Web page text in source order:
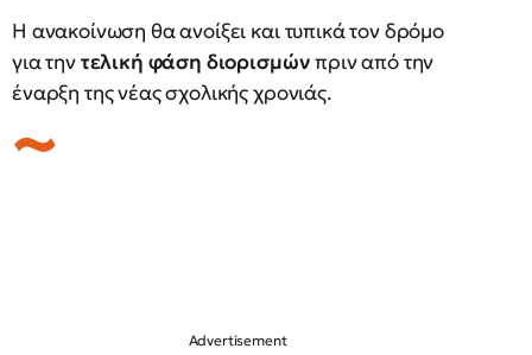
Η ανακοίνωση θα ανοίξει και τυπικά τον δρόμο
για τηντελική φάση διορισμώνπριν από την
έναρξη της νέας σχολικής χρονιάς.